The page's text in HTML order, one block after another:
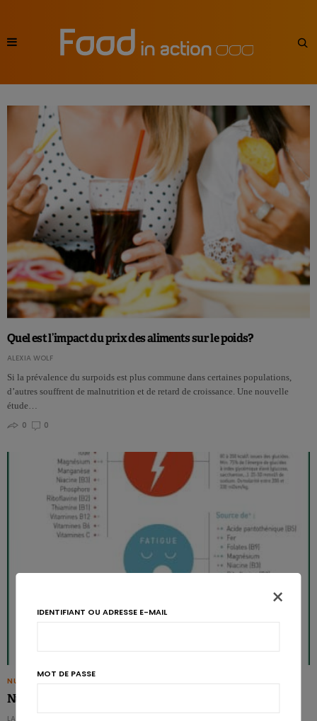
Quel est l’impact du prix des aliments sur le poids?
ALEXIA WOLF
Si la prévalence du surpoids est plus commune dans certaines populations,
d’autres souffrent de malnutrition et de retard de croissance. Une nouvelle
étude…
0
0
NUTRIGRAPHICS
Nutrigraphics: Les nutriments de la performance
LA RÉDACTION - DE REDACTIE
×
IDENTIFIANT OU ADRESSE E-MAIL
MOT DE PASSE